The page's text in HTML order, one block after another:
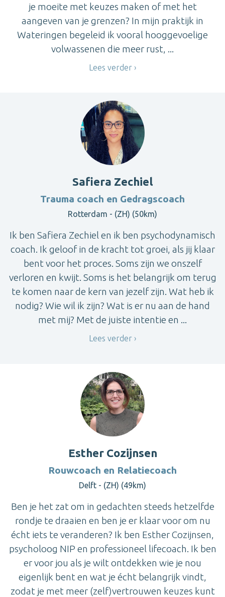
je moeite met keuzes maken of met het
aangeven van je grenzen? In mijn praktijk in
Wateringen begeleid ik vooral hooggevoelige
volwassenen die meer rust, ...
Lees verder
Safiera Zechiel
Trauma coach en Gedragscoach
Rotterdam - (ZH) (50km)
Ik ben Safiera Zechiel en ik ben psychodynamisch
coach. Ik geloof in de kracht tot groei, als jij klaar
bent voor het proces. Soms zijn we onszelf
verloren en kwijt. Soms is het belangrijk om terug
te komen naar de kern van jezelf zijn. Wat heb ik
nodig? Wie wil ik zijn? Wat is er nu aan de hand
met mij? Met de juiste intentie en ...
Lees verder
Esther Cozijnsen
Rouwcoach en Relatiecoach
Delft - (ZH) (49km)
Ben je het zat om in gedachten steeds hetzelfde
rondje te draaien en ben je er klaar voor om nu
écht iets te veranderen? Ik ben Esther Cozijnsen,
psycholoog NIP en professioneel lifecoach. Ik ben
er voor jou als je wilt ontdekken wie je nou
eigenlijk bent en wat je écht belangrijk vindt,
zodat je met meer (zelf)vertrouwen keuzes kunt